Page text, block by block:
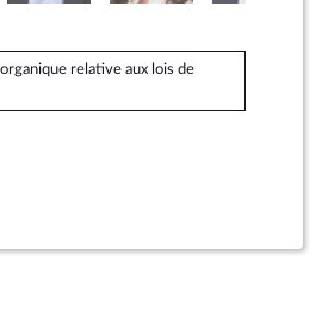
relative aux lois de